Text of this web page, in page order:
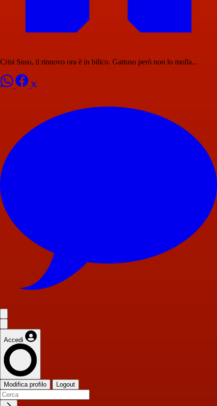
Crisi Suso, il rinnovo ora è in bilico. Gattuso però non lo molla...
Accedi
Modifica profilo Logout